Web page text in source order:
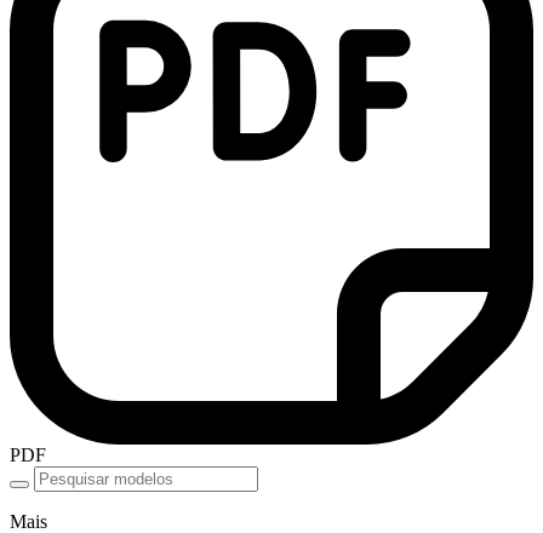
PDF
Mais